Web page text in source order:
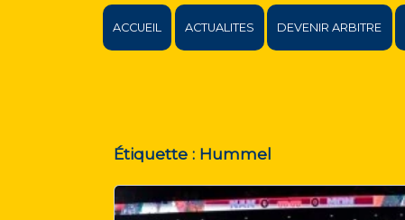
ACCUEIL ACTUALITES DEVENIR ARBITRE
Étiquette : Hummel